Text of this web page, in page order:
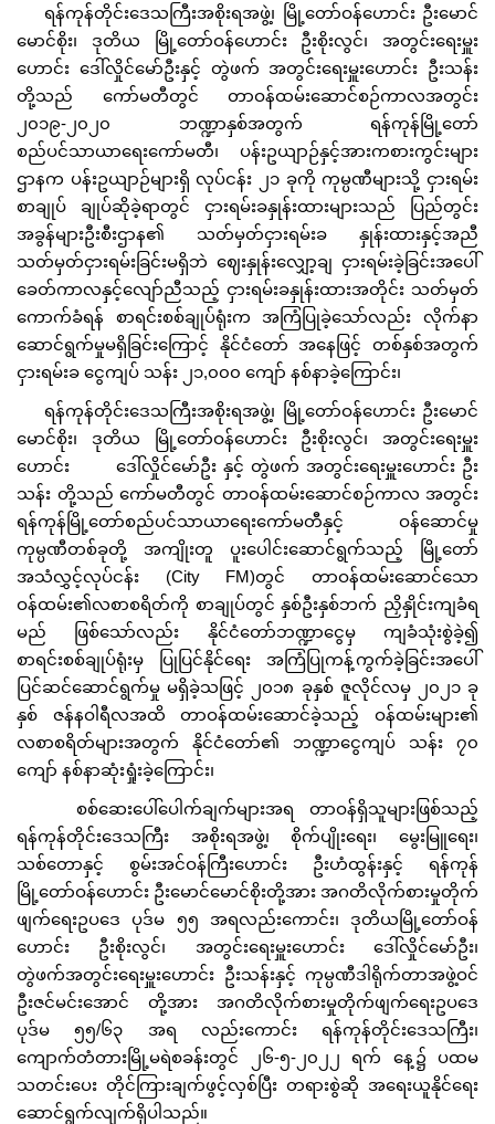
ရန်ကုန်တိုင်းဒေသကြီးအစိုးရအဖွဲ့၊ မြို့တော်ဝန်ဟောင်း ဦးမောင်
မောင်စိုး၊ ဒုတိယ မြို့တော်ဝန်ဟောင်း ဦးစိုးလွင်၊ အတွင်းရေးမှူး
ဟောင်း ဒေါ်လှိုင်မော်ဦးနှင့် တွဲဖက် အတွင်းရေးမှူးဟောင်း ဦးသန်း
တို့သည် ကော်မတီတွင် တာဝန်ထမ်းဆောင်စဉ်ကာလအတွင်း
၂၀၁၉-၂၀၂၀ ဘဏ္ဍာနှစ်အတွက် ရန်ကုန်မြို့တော်
စည်ပင်သာယာရေးကော်မတီ၊ ပန်းဥယျာဉ်နှင့်အားကစားကွင်းများ
ဌာနက ပန်းဥယျာဉ်များရှိ လုပ်ငန်း ၂၁ ခုကို ကုမ္ပဏီများသို့ ငှားရမ်း
စာချုပ် ချုပ်ဆိုခဲ့ရာတွင် ငှားရမ်းခနှုန်းထားများသည် ပြည်တွင်း
အခွန်များဦးစီးဌာန၏ သတ်မှတ်ငှားရမ်းခ နှုန်းထားနှင့်အညီ
သတ်မှတ်ငှားရမ်းခြင်းမရှိဘဲ ဈေးနှုန်းလျှော့ချ ငှားရမ်းခဲ့ခြင်းအပေါ်
ခေတ်ကာလနှင့်လျော်ညီသည့် ငှားရမ်းခနှုန်းထားအတိုင်း သတ်မှတ်
ကောက်ခံရန် စာရင်းစစ်ချုပ်ရုံးက အကြံပြုခဲ့သော်လည်း လိုက်နာ
ဆောင်ရွက်မှုမရှိခြင်းကြောင့် နိုင်ငံတော် အနေဖြင့် တစ်နှစ်အတွက်
ငှားရမ်းခ ငွေကျပ် သန်း ၂၁,၀၀၀ ကျော် နစ်နာခဲ့ကြောင်း၊
ရန်ကုန်တိုင်းဒေသကြီးအစိုးရအဖွဲ့၊ မြို့တော်ဝန်ဟောင်း ဦးမောင်
မောင်စိုး၊ ဒုတိယ မြို့တော်ဝန်ဟောင်း ဦးစိုးလွင်၊ အတွင်းရေးမှူး
ဟောင်း ဒေါ်လှိုင်မော်ဦး နှင့် တွဲဖက် အတွင်းရေးမှူးဟောင်း ဦး
သန်း တို့သည် ကော်မတီတွင် တာဝန်ထမ်းဆောင်စဉ်ကာလ အတွင်း
ရန်ကုန်မြို့တော်စည်ပင်သာယာရေးကော်မတီနှင့် ဝန်ဆောင်မှု
ကုမ္ပဏီတစ်ခုတို့ အကျိုးတူ ပူးပေါင်းဆောင်ရွက်သည့် မြို့တော်
အသံလွှင့်လုပ်ငန်း (City FM)တွင် တာဝန်ထမ်းဆောင်သော
ဝန်ထမ်း၏လစာစရိတ်ကို စာချုပ်တွင် နှစ်ဦးနှစ်ဘက် ညှိနှိုင်းကျခံရ
မည် ဖြစ်သော်လည်း နိုင်ငံတော်ဘဏ္ဍာငွေမှ ကျခံသုံးစွဲခဲ့၍
စာရင်းစစ်ချုပ်ရုံးမှ ပြုပြင်နိုင်ရေး အကြံပြုကန့်ကွက်ခဲ့ခြင်းအပေါ်
ပြင်ဆင်ဆောင်ရွက်မှု မရှိခဲ့သဖြင့် ၂၀၁၈ ခုနှစ် ဇူလိုင်လမှ ၂၀၂၁ ခု
နှစ် ဇန်နဝါရီလအထိ တာဝန်ထမ်းဆောင်ခဲ့သည့် ဝန်ထမ်းများ၏
လစာစရိတ်များအတွက် နိုင်ငံတော်၏ ဘဏ္ဍာငွေကျပ် သန်း ၇၀
ကျော် နစ်နာဆုံးရှုံးခဲ့ကြောင်း၊
စစ်ဆေးပေါ်ပေါက်ချက်များအရ တာဝန်ရှိသူများဖြစ်သည့်
ရန်ကုန်တိုင်းဒေသကြီး အစိုးရအဖွဲ့၊ စိုက်ပျိုးရေး၊ မွေးမြူရေး၊
သစ်တောနှင့် စွမ်းအင်ဝန်ကြီးဟောင်း ဦးဟံထွန်းနှင့် ရန်ကုန်
မြို့တော်ဝန်ဟောင်း ဦးမောင်မောင်စိုးတို့အား အဂတိလိုက်စားမှုတိုက်
ဖျက်ရေးဥပဒေ ပုဒ်မ ၅၅ အရလည်းကောင်း၊ ဒုတိယမြို့တော်ဝန်
ဟောင်း ဦးစိုးလွင်၊ အတွင်းရေးမှူးဟောင်း ဒေါ်လှိုင်မော်ဦး၊
တွဲဖက်အတွင်းရေးမှူးဟောင်း ဦးသန်းနှင့် ကုမ္ပဏီဒါရိုက်တာအဖွဲ့ဝင်
ဦးဇင်မင်းအောင် တို့အား အဂတိလိုက်စားမှုတိုက်ဖျက်ရေးဥပဒေ
ပုဒ်မ ၅၅/၆၃ အရ လည်းကောင်း ရန်ကုန်တိုင်းဒေသကြီး၊
ကျောက်တံတားမြို့မရဲစခန်းတွင် ၂၆-၅-၂၀၂၂ ရက် နေ့၌ ပထမ
သတင်းပေး တိုင်ကြားချက်ဖွင့်လှစ်ပြီး တရားစွဲဆို အရေးယူနိုင်ရေး
ဆောင်ရွက်လျက်ရှိပါသည်။